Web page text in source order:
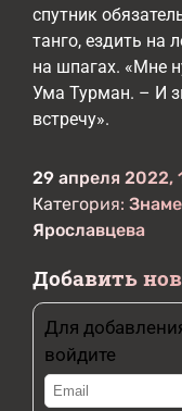
спутник
танго, ездить на
на шпагах. «Мне
Ума Турман. – И
встречу».
29 апреля 2022,
Категория:
Ярославцева
Добавить
Для
войдите